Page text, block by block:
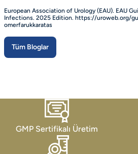
European Association of Urology (EAU). EAU
Infections. 2025 Edition. https://uroweb.org/
omerfarukkaratas
Tüm Bloglar
GMP Sertifikalı Üretim